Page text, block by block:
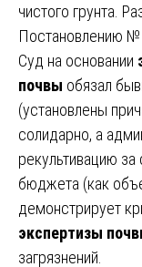
чистого грунта.
Постановлению №
Суд на основании
почвы обязал
(установлены
солидарно, а
рекультивацию
бюджета (как
демонстрирует
экспертизы
загрязнений.